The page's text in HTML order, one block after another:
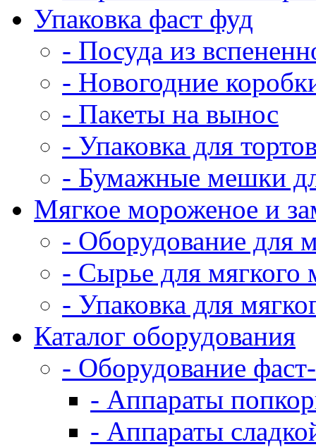
Упаковка фаст фуд
- Посуда из
- Новогодние
- Пакеты на вынос
- Упаковка для
- Бумажные мешки
Мягкое мороженое и
- Оборудование для
- Сырье для мягкого
- Упаковка для
Каталог оборудования
- Оборудование
- Аппараты
- Аппараты